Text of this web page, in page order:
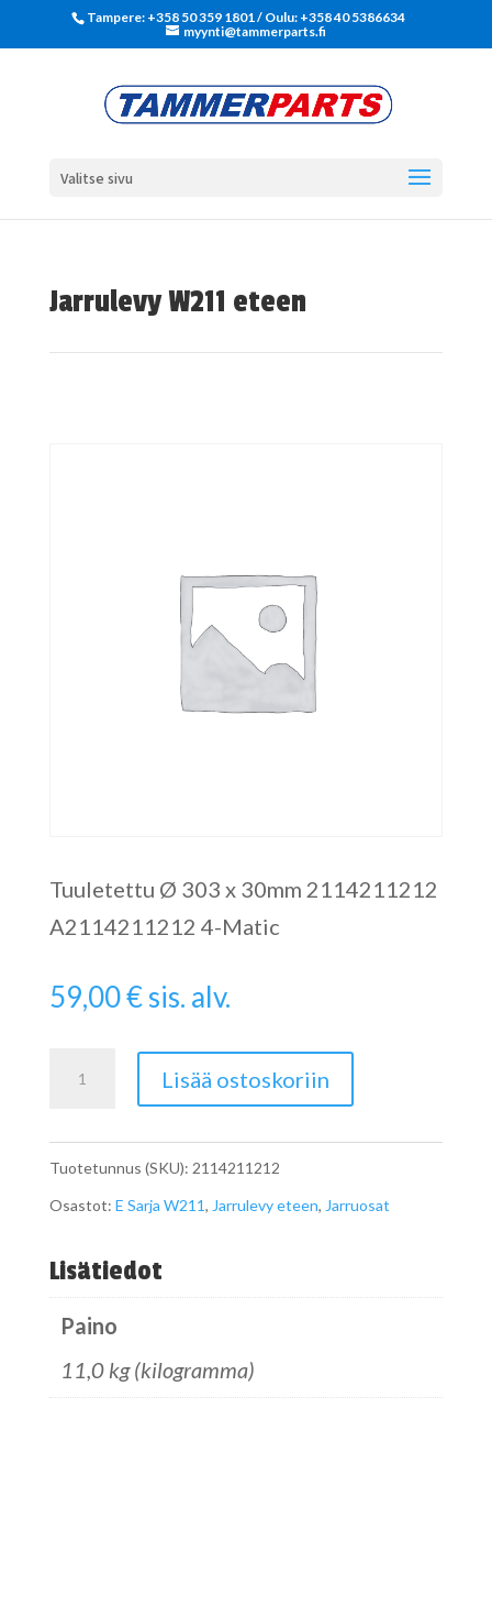
Tampere: +358 50 359 1801‬ / Oulu: +358 40 5386634
myynti@tammerparts.fi
Valitse sivu
Jarrulevy W211 eteen
Tuuletettu Ø 303 x 30mm 2114211212
A2114211212 4-Matic
59,00€sis. alv.
eteen
määrä
Lisää ostoskoriin
Tuotetunnus (SKU): 2114211212
Osastot: E Sarja W211, Jarrulevy eteen, Jarruosat
Lisätiedot
Paino
11,0 kg (kilogramma)